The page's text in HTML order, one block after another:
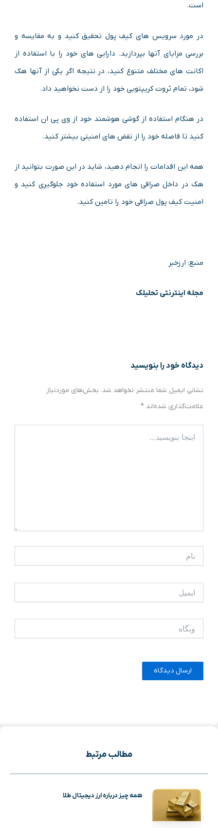
است.
در مورد سرویس های کیف پول تحقیق کنید و به مقایسه و
بررسی مزایای آنها بپردازید. دارایی های خود را با استفاده از
اکانت های مختلف متنوع کنید، در نتیجه اگر یکی از آنها هک
شود، تمام ثروت کریپتویی خود را از دست نخواهید داد.
در هنگام استفاده از گوشی هوشمند خود از وی پی ان استفاده
کنید تا فاصله خود را از نقض های امنیتی بیشتر کنید.
همه این اقدامات را انجام دهید، شاید در این صورت بتوانید از
هک در داخل صرافی های مورد استفاده خود جلوگیری کنید و
امنیت کیف پول صرافی خود را تامین کنید.
منبع: ارزخبر
مجله اینترنتی تحلیلک
دیدگاه‌ خود را بنویسید
نشانی ایمیل شما منتشر نخواهد شد. بخش‌های موردنیاز
علامت‌گذاری شده‌اند *
بنویسید…
مطالب مرتبط
همه چیز درباره ارز دیجیتال طلا